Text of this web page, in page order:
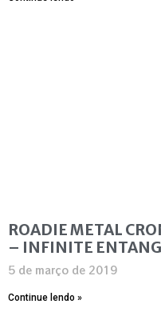
ROADIE METAL
– INFINITE
5 de março de 2019
Continue lendo »